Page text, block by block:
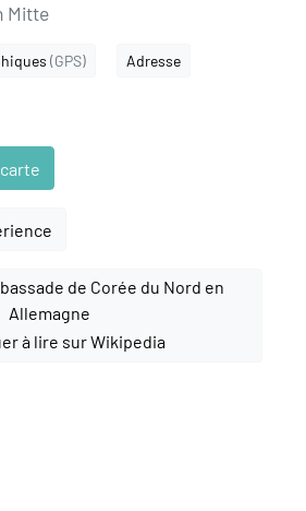
Mitte
(GPS) Adresse
à lire sur Wikipedia